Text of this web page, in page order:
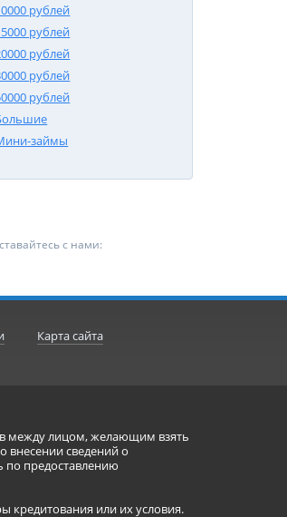
рублей
рублей
рублей
рублей
рублей
займы
с нами:
Карта сайта
между лицом, желающим взять
внесении сведений о
по предоставлению
кредитования или их условия.